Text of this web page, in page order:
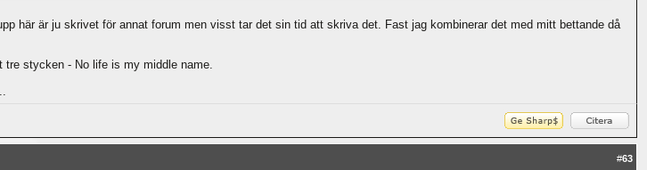
här är ju skrivet för annat forum men visst tar det sin tid att skriva det. Fast jag kombinerar det med mitt bettande då
tre stycken - No life is my middle name.
#63